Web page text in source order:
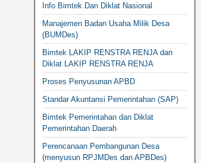
Info Bimtek Dan Diklat Nasional
Manajemen Badan Usaha Milik Desa
(BUMDes)
Bimtek LAKIP RENSTRA RENJA dan
Diklat LAKIP RENSTRA RENJA
Proses Penyusunan APBD
Standar Akuntansi Pemerintahan (SAP)
Bimtek Pemerintahan dan Diklat
Pemerintahan Daerah
Perencanaan Pembangunan Desa
(menyusun RPJMDes dan APBDes)